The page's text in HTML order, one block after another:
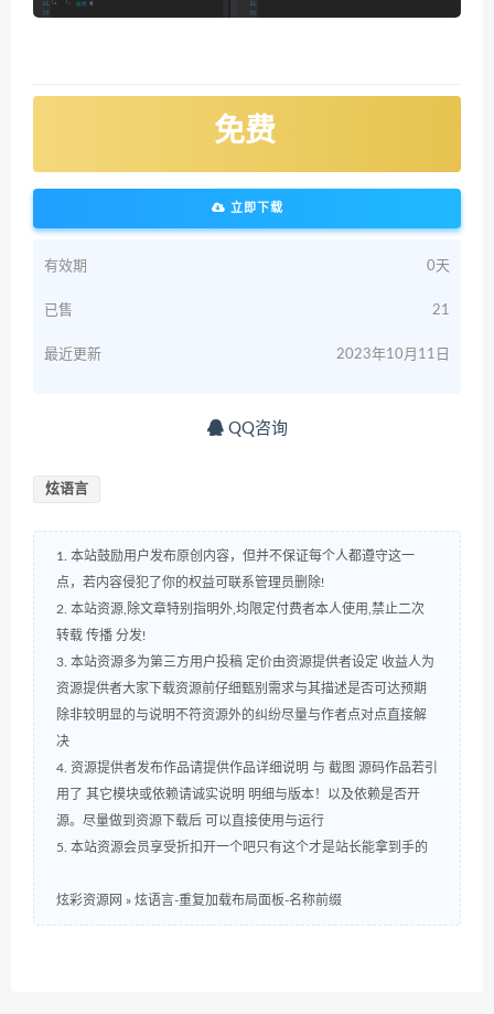
免费
立即下载
有效期 0天
已售 21
最近更新 2023年10月11日
QQ咨询
炫语言
1. 本站鼓励用户发布原创内容，但并不保证每个人都遵守这一
点，若内容侵犯了你的权益可联系管理员删除!
2. 本站资源,除文章特别指明外,均限定付费者本人使用,禁止二次
转载 传播 分发!
3. 本站资源多为第三方用户投稿 定价由资源提供者设定 收益人为
资源提供者大家下载资源前仔细甄别需求与其描述是否可达预期
除非较明显的与说明不符资源外的纠纷尽量与作者点对点直接解
决
4. 资源提供者发布作品请提供作品详细说明 与 截图 源码作品若引
用了 其它模块或依赖请诚实说明 明细与版本！以及依赖是否开
源。尽量做到资源下载后 可以直接使用与运行
5. 本站资源会员享受折扣开一个吧只有这个才是站长能拿到手的
炫彩资源网 » 炫语言-重复加载布局面板-名称前缀